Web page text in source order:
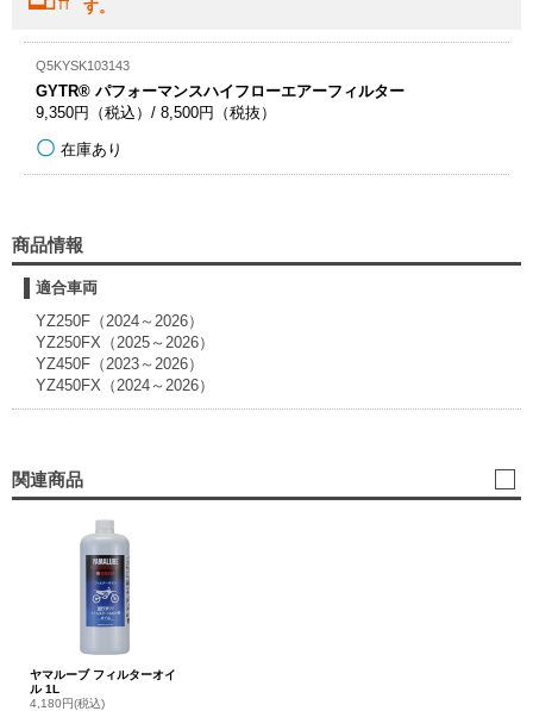
す。
Q5KYSK103143
GYTR® パフォーマンスハイフローエアーフィルター
9,350円（税込）/ 8,500円（税抜）
在庫あり
商品情報
適合車両
YZ250F（2024～2026）
YZ250FX（2025～2026）
YZ450F（2023～2026）
YZ450FX（2024～2026）
関連商品
ヤマルーブ フィルターオイ
ル 1L
4,180円(税込)